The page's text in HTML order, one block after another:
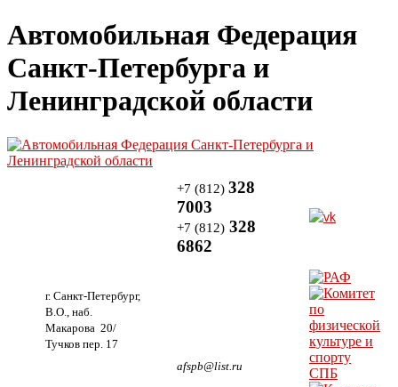
Автомобильная Федерация
Санкт-Петербурга и
Ленинградской области
г. Санкт-Петербург,
В.О., наб.
Макарова 20/
Тучков пер. 17
+7 (812) 328
7003
+7 (812) 328
6862
afspb@list.ru